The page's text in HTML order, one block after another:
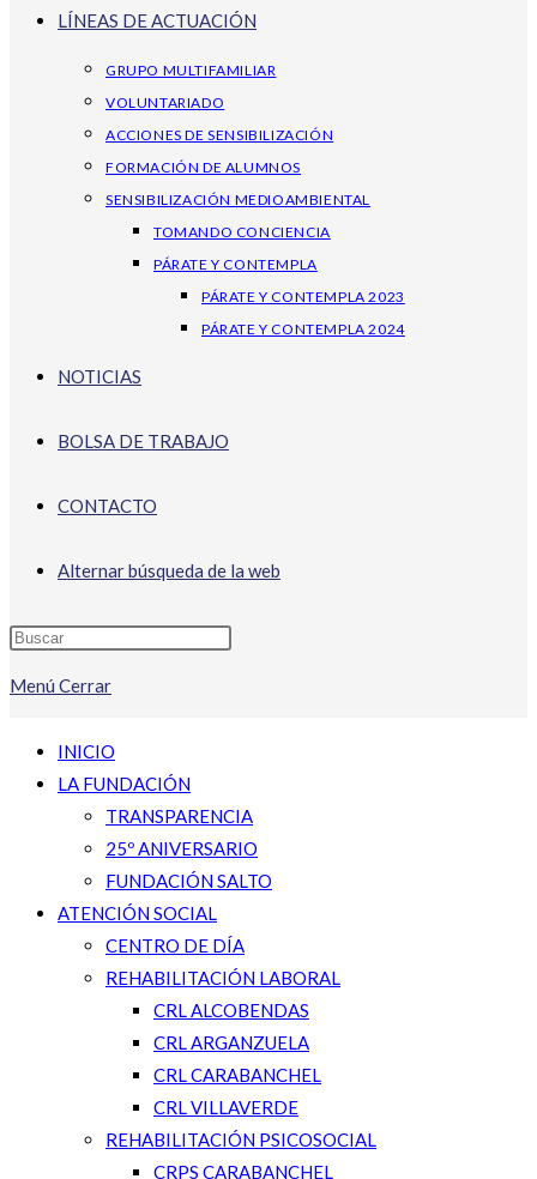
LÍNEAS DE ACTUACIÓN
GRUPO MULTIFAMILIAR
VOLUNTARIADO
ACCIONES DE SENSIBILIZACIÓN
FORMACIÓN DE ALUMNOS
SENSIBILIZACIÓN MEDIOAMBIENTAL
TOMANDO CONCIENCIA
PÁRATE Y CONTEMPLA
PÁRATE Y CONTEMPLA 2023
PÁRATE Y CONTEMPLA 2024
NOTICIAS
BOLSA DE TRABAJO
CONTACTO
Alternar búsqueda de la web
Menú Cerrar
INICIO
LA FUNDACIÓN
TRANSPARENCIA
25º ANIVERSARIO
FUNDACIÓN SALTO
ATENCIÓN SOCIAL
CENTRO DE DÍA
REHABILITACIÓN LABORAL
CRL ALCOBENDAS
CRL ARGANZUELA
CRL CARABANCHEL
CRL VILLAVERDE
REHABILITACIÓN PSICOSOCIAL
CRPS CARABANCHEL